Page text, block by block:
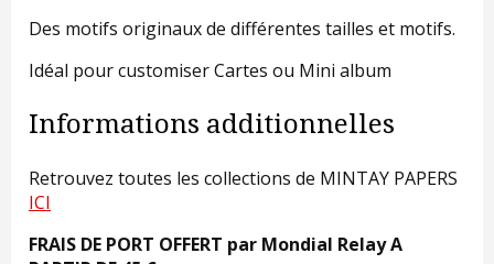
Des motifs originaux de différentes tailles et motifs.
Idéal pour customiser Cartes ou Mini album
Informations additionnelles
Retrouvez toutes les collections de MINTAY PAPERS
ICI
FRAIS DE PORT OFFERT par Mondial Relay A